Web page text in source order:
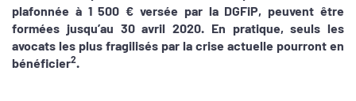
plafonnée à 1 500 € versée par la DGFiP, peuvent être
formées jusqu’au 30 avril 2020. En pratique, seuls les
avocats les plus fragilisés par la crise actuelle pourront en
bénéficier2.